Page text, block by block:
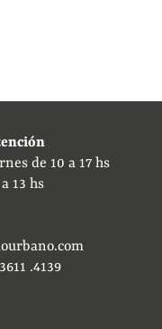
de 10 a 17 hs
13 hs
.4139